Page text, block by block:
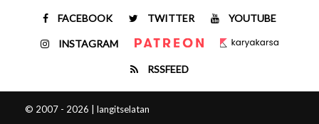
FACEBOOK TWITTER YOUTUBE
INSTAGRAM
RSSFEED
© 2007 - 2026 | langitselatan